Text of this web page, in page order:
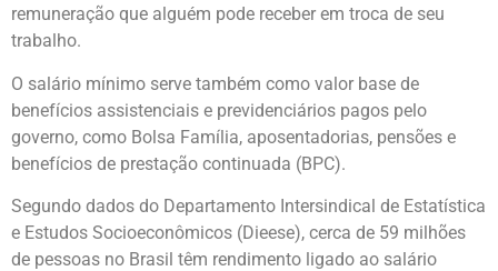
remuneração que alguém pode receber em troca de seu
trabalho.
O salário mínimo serve também como valor base de
benefícios assistenciais e previdenciários pagos pelo
governo, como Bolsa Família, aposentadorias, pensões e
benefícios de prestação continuada (BPC).
Segundo dados do Departamento Intersindical de Estatística
e Estudos Socioeconômicos (Dieese), cerca de 59 milhões
de pessoas no Brasil têm rendimento ligado ao salário